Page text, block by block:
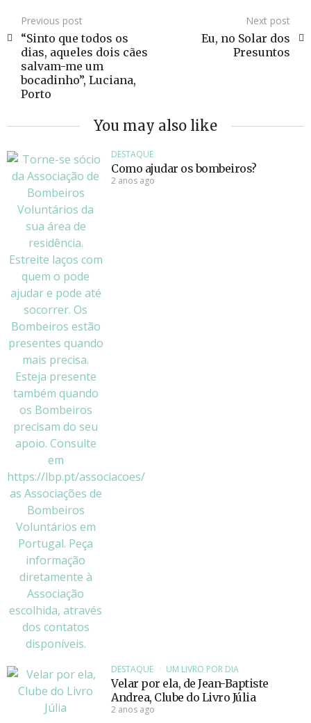
Previous post
“Sinto que todos os
dias, aqueles dois cães
salvam-me um
bocadinho”, Luciana,
Porto
Next post
Eu, no Solar dos
Presuntos
You may also like
DESTAQUE
Como ajudar os bombeiros?
2 anos ago
DESTAQUE UM LIVRO POR DIA
Velar por ela, de Jean-Baptiste
Andrea, Clube do Livro Júlia
2 anos ago